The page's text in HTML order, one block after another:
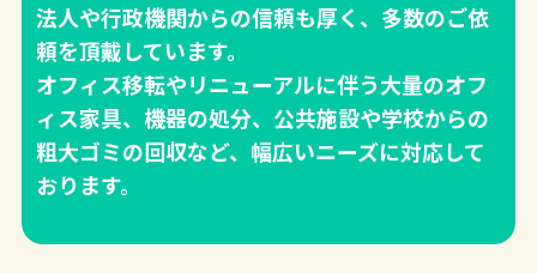
法人や行政機関からの信頼も厚く、多数のご依
頼を頂戴しています。
オフィス移転やリニューアルに伴う大量のオフ
ィス家具、機器の処分、公共施設や学校からの
粗大ゴミの回収など、幅広いニーズに対応して
おります。